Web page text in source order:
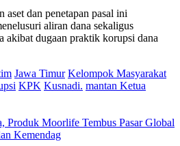
dan penetapan pasal ini
aliran dana sekaligus
akibat dugaan praktik korupsi dana
Jawa Timur Kelompok Masyarakat
KPK Kusnadi. mantan Ketua
Produk Moorlife Tembus Pasar Global
Kemendag